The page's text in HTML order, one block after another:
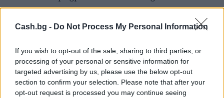
Cash.bg - Do Not Process My Personal Information
If you wish to opt-out of the sale, sharing to third parties, or
processing of your personal or sensitive information for
targeted advertising by us, please use the below opt-out
section to confirm your selection. Please note that after your
opt-out request is processed you may continue seeing